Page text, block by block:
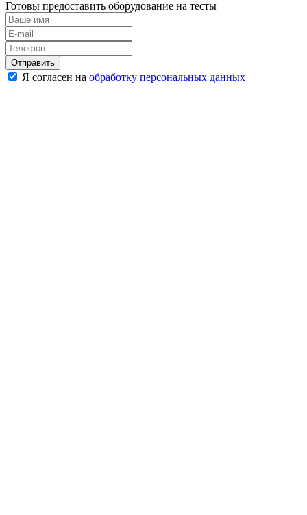
Готовы предоставить оборудование на тесты
Отправить
Я согласен на обработку персональных данных